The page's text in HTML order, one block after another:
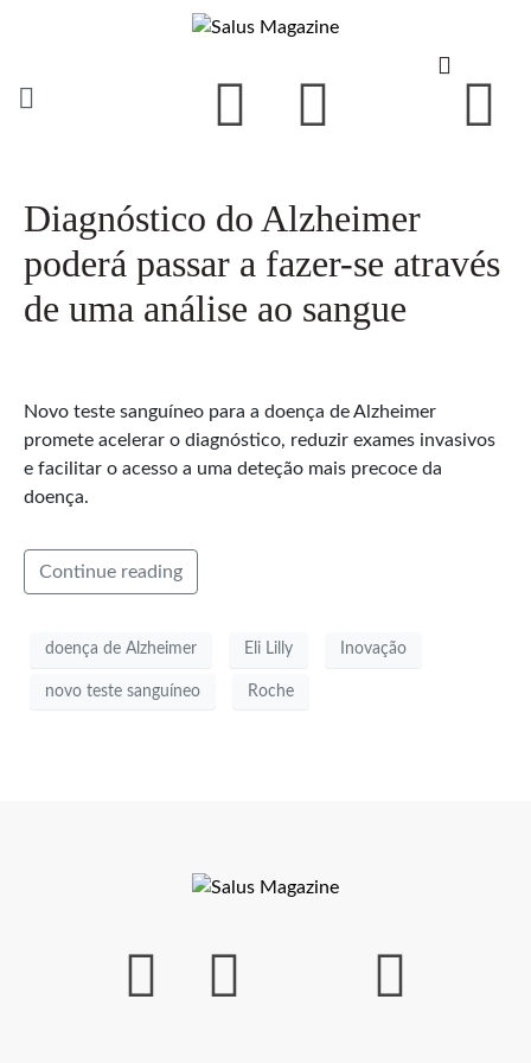
Diagnóstico do Alzheimer
poderá passar a fazer-se através
de uma análise ao sangue
Novo teste sanguíneo para a doença de Alzheimer
promete acelerar o diagnóstico, reduzir exames invasivos
e facilitar o acesso a uma deteção mais precoce da
doença.
Continue reading
doença de Alzheimer Eli Lilly Inovação
novo teste sanguíneo Roche